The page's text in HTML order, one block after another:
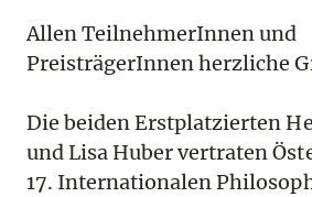
Allen TeilnehmerInnen und
PreisträgerInnen herzliche
Die beiden Erstplatzierten
und Lisa Huber vertraten
17. Internationalen